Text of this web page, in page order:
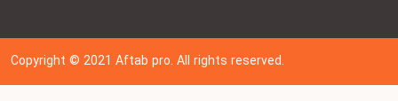
Copyright © 202 1Aftab pro. All rights reserved.